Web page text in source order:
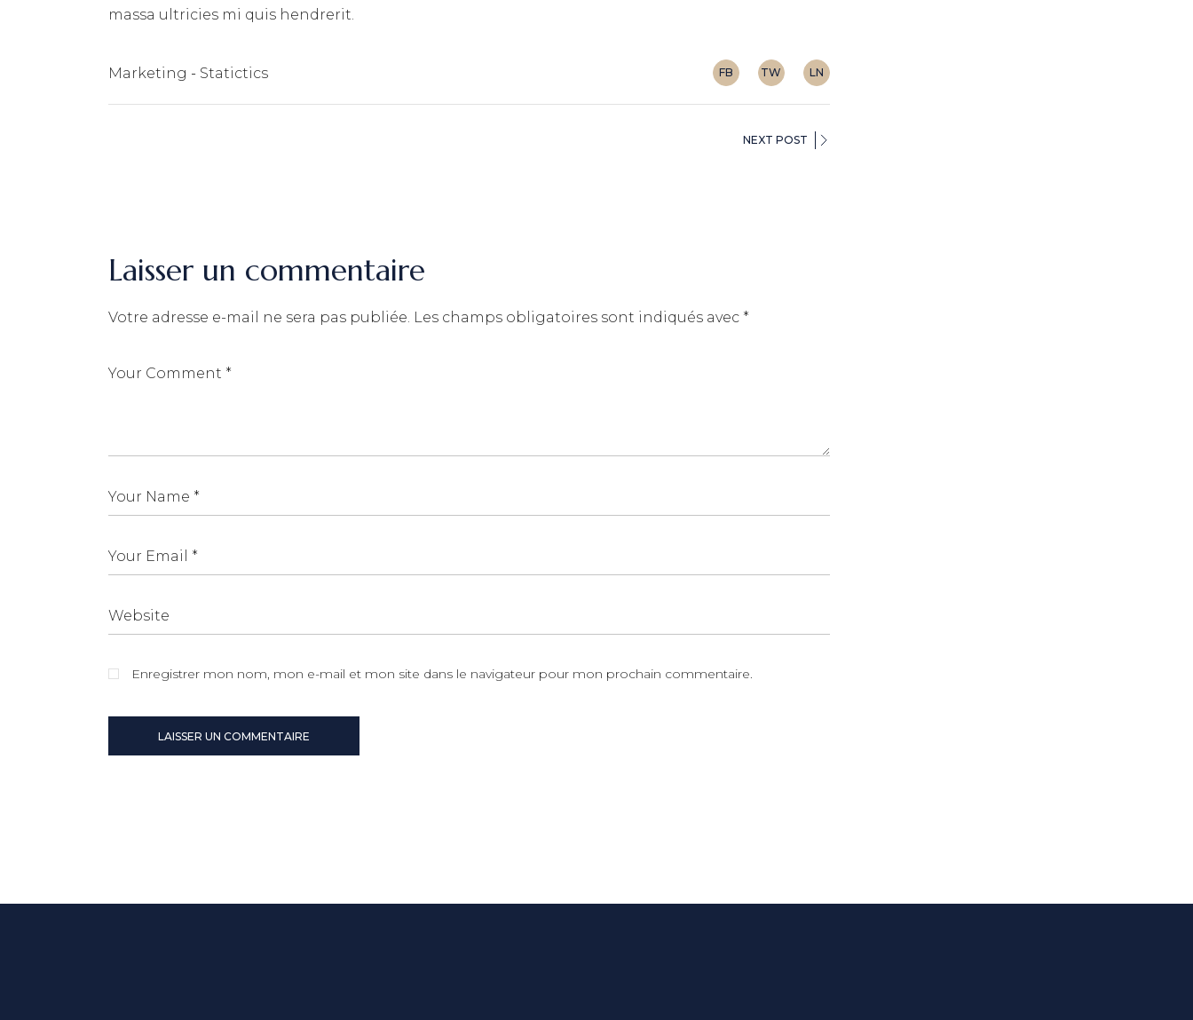
massa ultricies mi quis hendrerit.
Marketing Statictics FB TW LN
NEXT POST
Laisser un commentaire
Votre adresse e-mail ne sera pas publiée. Les champs obligatoires sont indiqués avec *
Enregistrer mon nom, mon e-mail et mon site dans le navigateur pour mon prochain commentaire.
LAISSER UN COMMENTAIRE